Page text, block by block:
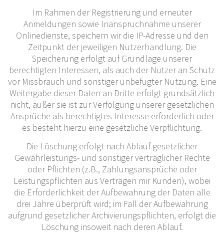
Im Rahmen der Registrierung und erneuter
Anmeldungen sowie Inanspruchnahme unserer
Onlinedienste, speichern wir die IP-Adresse und den
Zeitpunkt der jeweiligen Nutzerhandlung. Die
Speicherung erfolgt auf Grundlage unserer
berechtigten Interessen, als auch der Nutzer an Schutz
vor Missbrauch und sonstiger unbefugter Nutzung. Eine
Weitergabe dieser Daten an Dritte erfolgt grundsätzlich
nicht, außer sie ist zur Verfolgung unserer gesetzlichen
Ansprüche als berechtigtes Interesse erforderlich oder
es besteht hierzu eine gesetzliche Verpflichtung.
Die Löschung erfolgt nach Ablauf gesetzlicher
Gewährleistungs- und sonstiger vertraglicher Rechte
oder Pflichten (z.B., Zahlungsansprüche oder
Leistungspflichten aus Verträgen mir Kunden), wobei
die Erforderlichkeit der Aufbewahrung der Daten alle
drei Jahre überprüft wird; im Fall der Aufbewahrung
aufgrund gesetzlicher Archivierungspflichten, erfolgt die
Löschung insoweit nach deren Ablauf.